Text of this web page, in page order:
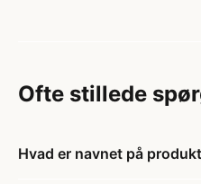
Ofte stillede
Hvad er navnet på